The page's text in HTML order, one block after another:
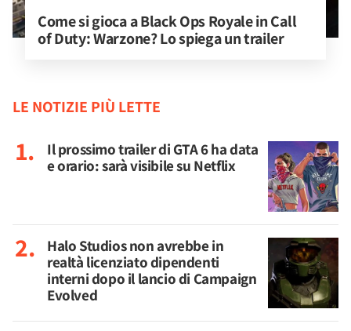
Come si gioca a Black Ops Royale in Call
of Duty: Warzone? Lo spiega un trailer
LE NOTIZIE PIÙ LETTE
Il prossimo trailer di GTA 6 ha data
e orario: sarà visibile su Netflix
Halo Studios non avrebbe in
realtà licenziato dipendenti
interni dopo il lancio di Campaign
Evolved